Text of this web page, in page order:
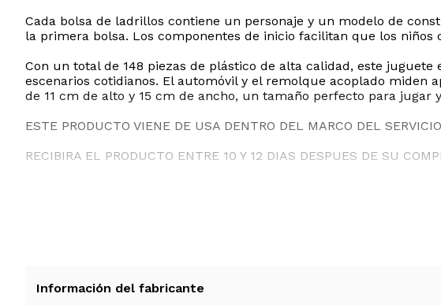
Cada bolsa de ladrillos contiene un personaje y un modelo de
la primera bolsa. Los componentes de inicio facilitan que los
Con un total de 148 piezas de plástico de alta calidad, este
escenarios cotidianos. El automóvil y el remolque acoplado
de 11 cm de alto y 15 cm de ancho, un tamaño perfecto para jugar
ESTE PRODUCTO VIENE DE USA DENTRO DEL MARCO DEL
RECIBIRA EL PRODUCTO ENTRE 10 Y 12 DIAS DESPUES DE SU
Información del fabricante